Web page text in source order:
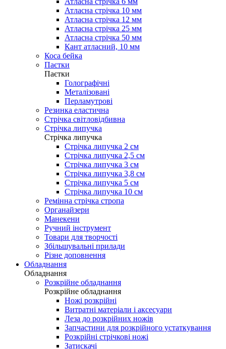
Атласна стрічка 10 мм
Атласна стрічка 12 мм
Атласна стрічка 25 мм
Атласна стрічка 50 мм
Кант атласний, 10 мм
Коса бейка
Паєтки
Паєтки
Голографічні
Металізовані
Перламутрові
Резинка еластична
Стрічка світловідбивна
Стрічка липучка
Стрічка липучка
Стрічка липучка 2 см
Стрічка липучка 2,5 см
Стрічка липучка 3 см
Стрічка липучка 3,8 см
Стрічка липучка 5 см
Стрічка липучка 10 см
Ремінна стрічка стропа
Органайзери
Манекени
Ручний інструмент
Товари для творчості
Збільшувальні прилади
Різне доповнення
Обладнання
Обладнання
Розкрійне обладнання
Розкрійне обладнання
Ножі розкрійні
Витратні матеріали і аксесуари
Леза до розкрійних ножів
Запчастини для розкрійного устаткування
Розкрійні стрічкові ножі
Затискачі